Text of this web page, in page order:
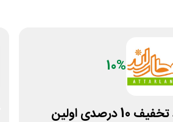
10%
کد تخفیف 10 درصدی اولین